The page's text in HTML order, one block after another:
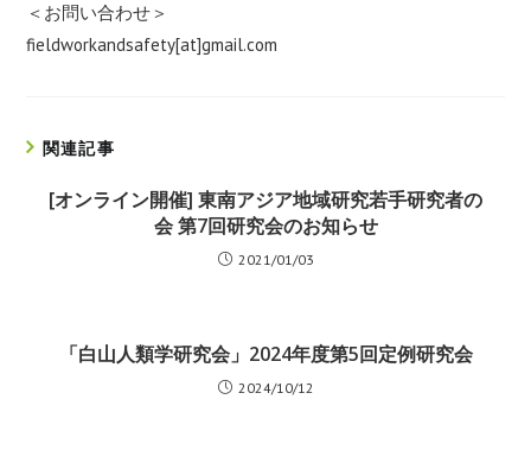
＜お問い合わせ＞
fieldworkandsafety[at]gmail.com
関連記事
[オンライン開催] 東南アジア地域研究若手研究者の
会 第7回研究会のお知らせ
2021/01/03
「白山人類学研究会」2024年度第5回定例研究会
2024/10/12